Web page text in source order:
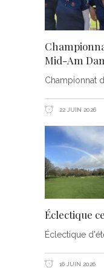
Mid-Am
Championnat
22 JUIN 2026
Éclectique
Éclectique
16 JUIN 2026